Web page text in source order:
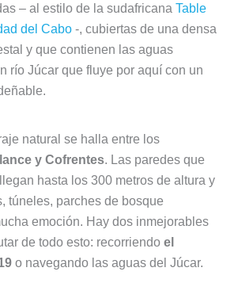
– al estilo de la sudafricana Table
del Cabo-, cubiertas de una densa
y que contienen las aguas
río Júcar que fluye por aquí con un
natural se halla entre los
y Cofrentes. Las paredes que
hasta los 300 metros de altura y
túneles, parches de bosque
emoción. Hay dos inmejorables
de todo esto: recorriendo el
o navegando las aguas del Júcar.